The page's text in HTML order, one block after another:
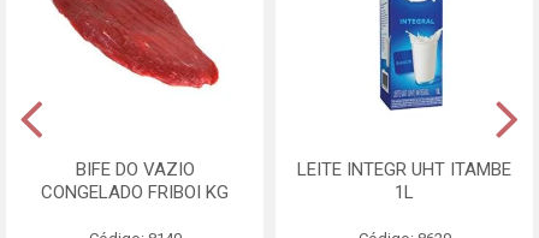
BIFE DO VAZIO
CONGELADO FRIBOI KG
LEITE INTEGR UHT ITAMBE
1L